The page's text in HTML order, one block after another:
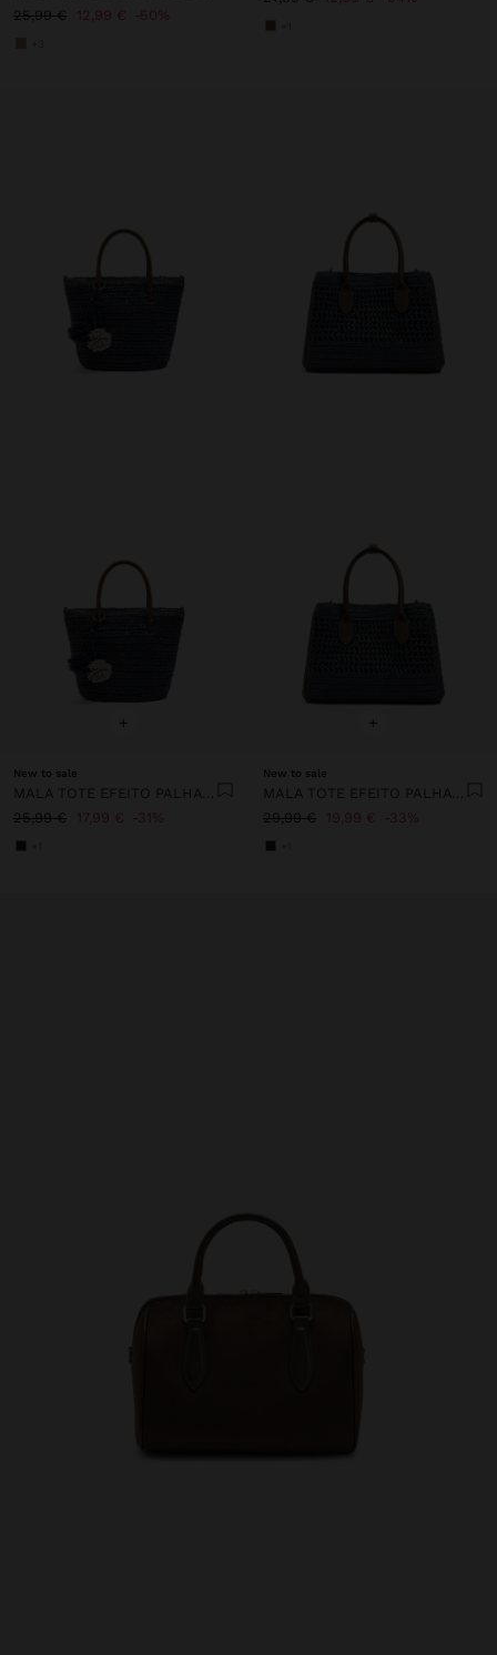
25,99 €
12,99 € 50%
+
New to sale
25,99 €
17,99 € 31%
+
New to sale
29,99 €
19,99 € 33%